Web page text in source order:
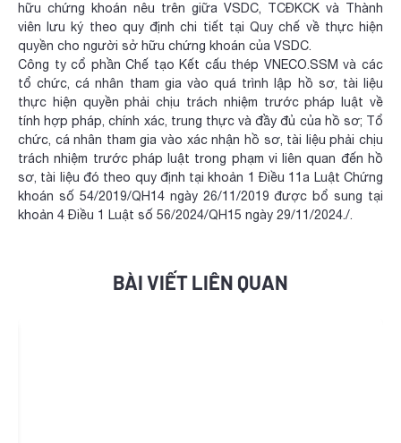
hữu chứng khoán nêu trên giữa VSDC, TCĐKCK và Thành
viên lưu ký theo quy định chi tiết tại Quy chế về thực hiện
quyền cho người sở hữu chứng khoán của VSDC.
Công ty cổ phần Chế tạo Kết cấu thép VNECO.SSM và các
tổ chức, cá nhân tham gia vào quá trình lập hồ sơ, tài liệu
thực hiện quyền phải chịu trách nhiệm trước pháp luật về
tính hợp pháp, chính xác, trung thực và đầy đủ của hồ sơ; Tổ
chức, cá nhân tham gia vào xác nhận hồ sơ, tài liệu phải chịu
trách nhiệm trước pháp luật trong phạm vi liên quan đến hồ
sơ, tài liệu đó theo quy định tại khoản 1 Điều 11a Luật Chứng
khoán số 54/2019/QH14 ngày 26/11/2019 được bổ sung tại
khoản 4 Điều 1 Luật số 56/2024/QH15 ngày 29/11/2024./.
BÀI VIẾT LIÊN QUAN